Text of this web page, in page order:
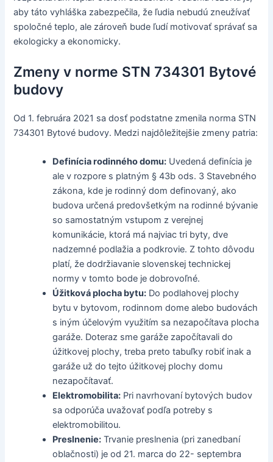
aby táto vyhláška zabezpečila, že ľudia nebudú zneužívať
spoločné teplo, ale zároveň bude ľudí motivovať správať sa
ekologicky a ekonomicky.
Zmeny v norme STN 734301 Bytové
budovy
Od 1. februára 2021 sa dosť podstatne zmenila norma STN
734301 Bytové budovy. Medzi najdôležitejšie zmeny patria:
Definícia rodinného domu: Uvedená definícia je
ale v rozpore s platným § 43b ods. 3 Stavebného
zákona, kde je rodinný dom definovaný, ako
budova určená predovšetkým na rodinné bývanie
so samostatným vstupom z verejnej
komunikácie, ktorá má najviac tri byty, dve
nadzemné podlažia a podkrovie. Z tohto dôvodu
platí, že dodržiavanie slovenskej technickej
normy v tomto bode je dobrovoľné.
Úžitková plocha bytu: Do podlahovej plochy
bytu v bytovom, rodinnom dome alebo budovách
s iným účelovým využitím sa nezapočítava plocha
garáže. Doteraz sme garáže započítavali do
úžitkovej plochy, treba preto tabuľky robiť inak a
garáže už do tejto úžitkovej plochy domu
nezapočítavať.
Elektromobilita: Pri navrhovaní bytových budov
sa odporúča uvažovať podľa potreby s
elektromobilitou.
Preslnenie: Trvanie preslnenia (pri zanedbaní
oblačnosti) je od 21. marca do 22- septembra